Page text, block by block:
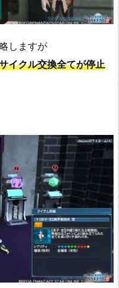
しますが
イクル交換全てが停止